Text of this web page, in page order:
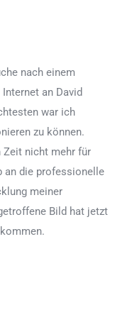
nach einem
an David
war ich
zu können.
Zeit nicht mehr für
an die professionelle
meiner
Bild hat jetzt